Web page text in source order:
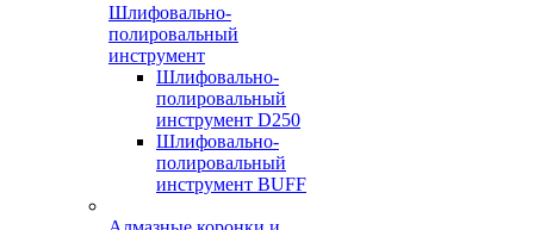
Шлифовально-
полировальный
инструмент
Шлифовально-
полировальный
инструмент D250
Шлифовально-
полировальный
инструмент BUFF